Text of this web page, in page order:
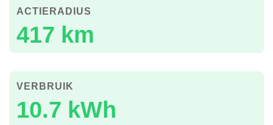
417 km
ACTIERADIUS
10.7 kWh
VERBRUIK